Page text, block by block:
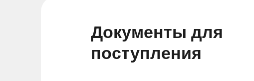
Документы для
поступления